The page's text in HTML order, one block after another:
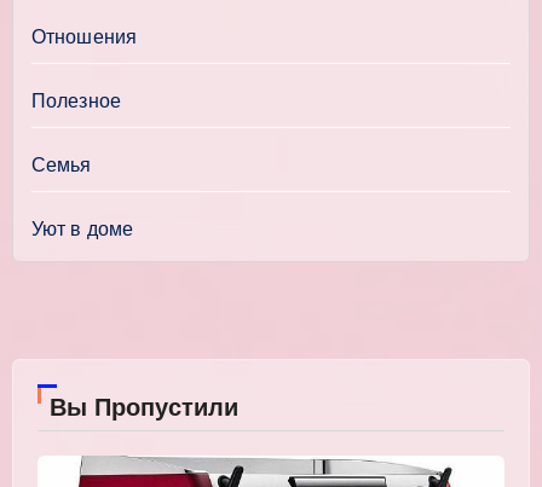
Отношения
Полезное
Семья
Уют в доме
Вы Пропустили